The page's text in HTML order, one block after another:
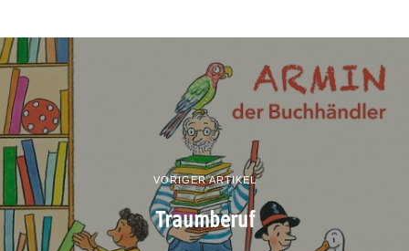
VORIGER ARTIKEL
Traumberuf